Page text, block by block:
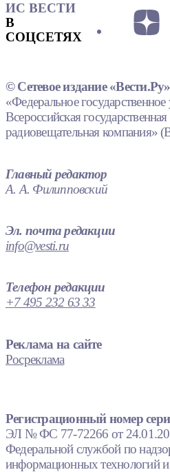
ИС ВЕСТИ
В
СОЦСЕТЯХ
© Сетевое издание «Вести.Ру»
«Федеральное
Всероссийская
радиовещательная компания»
Главный редактор
А. А. Филипповский
Эл. почта редакции
info@vesti.ru
Телефон редакции
+7 495 232 63 33
Реклама на сайте
Росреклама
Регистрационный номер
ЭЛ № ФС 77-72266 от
Федеральной службой по
информационных технологий